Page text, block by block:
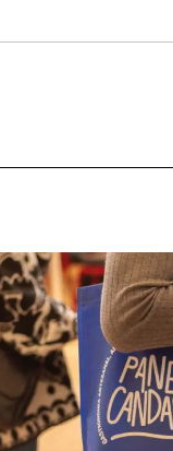
de
ser
é
e facilitar o